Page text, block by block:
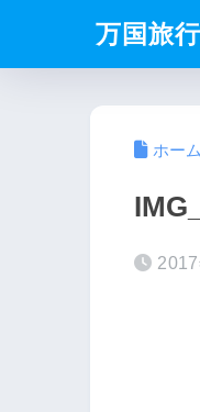
万国旅
ホーム